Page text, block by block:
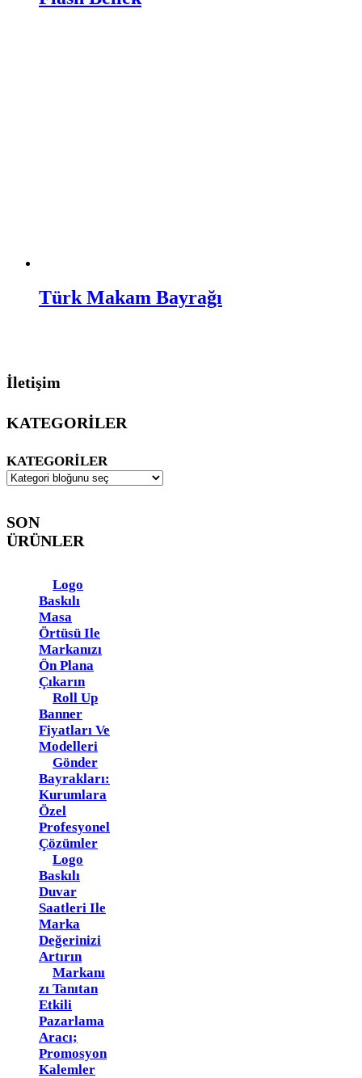
Türk Makam Bayrağı
İletişim
KATEGORİLER
KATEGORILER
SON
ÜRÜNLER
Logo
Baskılı
Masa
Örtüsü Ile
Markanızı
Ön Plana
Çıkarın
Roll Up
Banner
Fiyatları Ve
Modelleri
Gönder
Bayrakları:
Kurumlara
Özel
Profesyonel
Çözümler
Logo
Baskılı
Duvar
Saatleri Ile
Marka
Değerinizi
Artırın
Markanı
Zı Tanıtan
Etkili
Pazarlama
Aracı;
Promosyon
Kalemler